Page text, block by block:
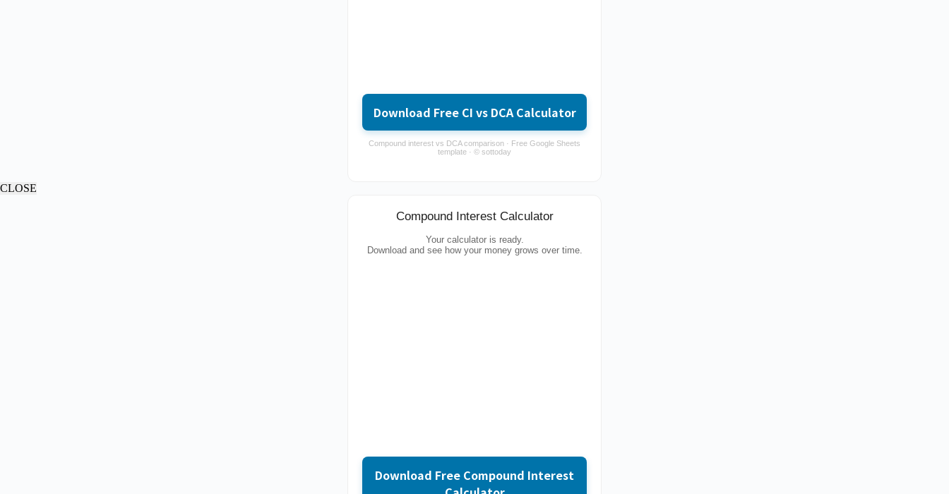
Download Free CI vs DCA Calculator
Compound interest vs DCA comparison · Free Google Sheets
template · © sottoday
CLOSE
Compound Interest Calculator
Your calculator is ready.
Download and see how your money grows over time.
Download Free Compound Interest